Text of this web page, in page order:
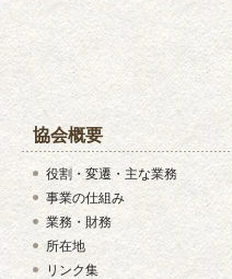
協会概要
役割・変遷・主な業務
事業の仕組み
業務・財務
所在地
リンク集